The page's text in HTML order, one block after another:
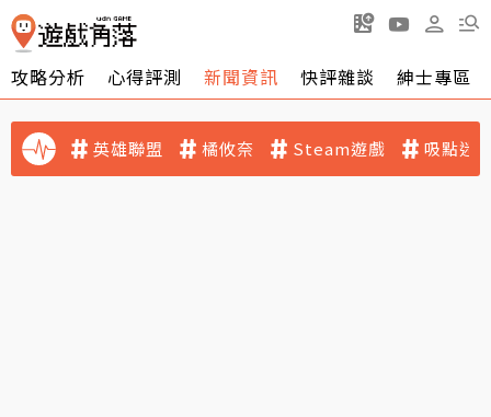
攻略分析 心得評測 新聞資訊 快評雜談 紳士專區
英雄聯盟 橘攸奈 Steam遊戲 吸點迷